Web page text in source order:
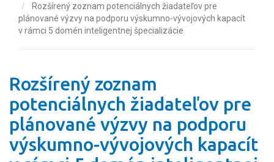
Rozšírený zoznam potenciálnych žiadateľov pre
plánované výzvy na podporu výskumno-vývojových kapacít
v rámci 5 domén inteligentnej špecializácie
Rozšírený zoznam
potenciálnych žiadateľov pre
plánované výzvy na podporu
výskumno-vývojových kapacít